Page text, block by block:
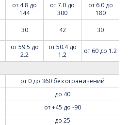
от 4.8 до
144
от 7.0 до
300
от 6.0 до
180
30 42 30
от 59.5 до
2.2
от 50.4 до
1.2
от 60 до 1.2
от 0 до 360 без ограничений
до 40
от +45 до -90
до 25